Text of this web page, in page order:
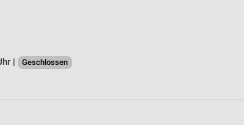
|
Geschlossen